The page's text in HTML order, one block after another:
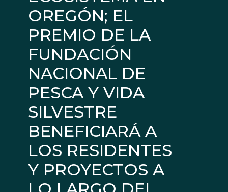
OREGÓN; EL
PREMIO DE LA
FUNDACIÓN
NACIONAL DE
PESCA Y VIDA
SILVESTRE
BENEFICIARÁ A
LOS RESIDENTES
Y PROYECTOS A